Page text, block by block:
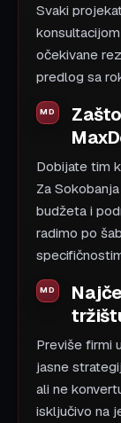
Svaki
očekivane
predlog sa
Dobijate tim
Za
budžeta i
radimo po
Previše firmi
jasne
ali ne
isključivo na